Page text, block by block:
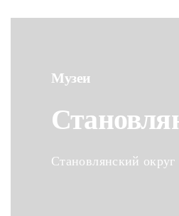
Музеи
Становлянский округ